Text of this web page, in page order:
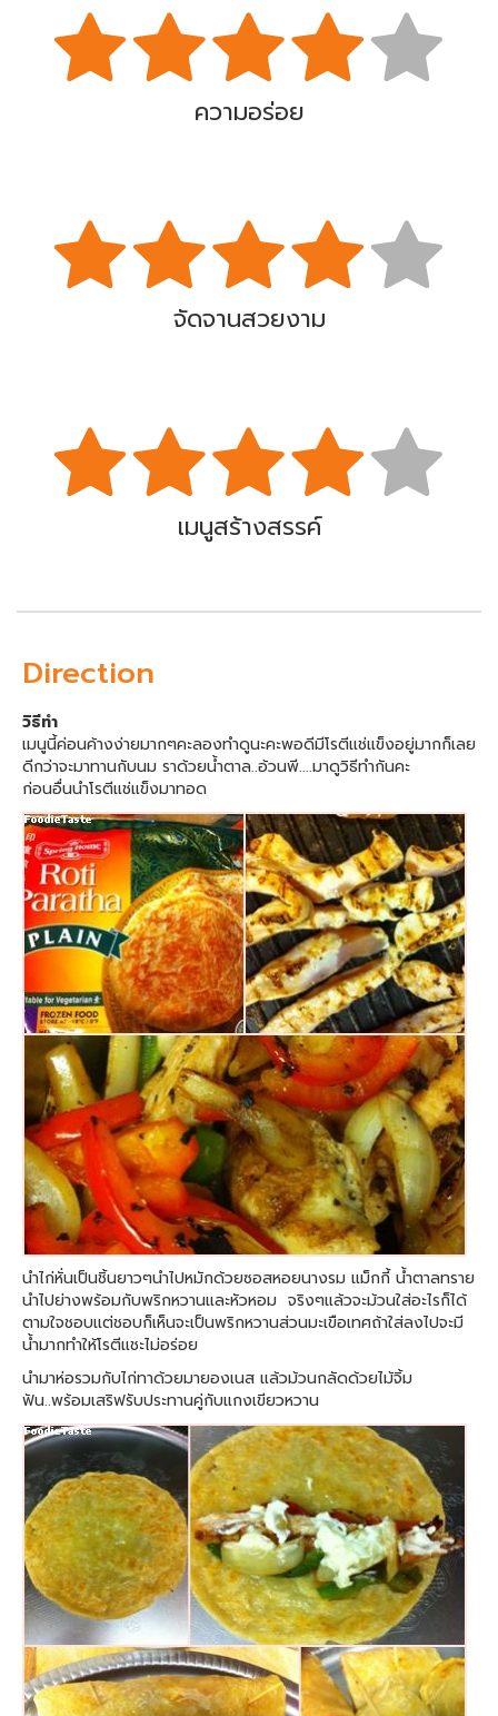
ความอร่อย
จัดจานสวยงาม
เมนูสร้างสรรค์
Direction
วิธีทำ
เมนูนี้ค่อนค้างง่ายมากๆคะลองทำดูนะคะพอดีมีโรตีแช่แข็งอยู่มากก็เลย
ดีกว่าจะมาทานกับนม ราด้วยน้ำตาล..อ้วนพี....มาดูวิธีทำกันคะ
ก่อนอื่นนำโรตีแช่แข็งมาทอด
นำไก่หั่นเป็นชิ้นยาวๆนำไปหมักด้วยซอสหอยนางรม แม็กกี้ น้ำตาลทราย
นำไปย่างพร้อมกับพริกหวานและหัวหอม จริงๆแล้วจะม้วนใส่อะไรก็ได้
ตามใจชอบแต่ชอบก็เห็นจะเป็นพริกหวานส่วนมะเขือเทศถ้าใส่ลงไปจะมี
น้ำมากทำให้โรตีแชะไม่อร่อย
นำมาห่อรวมกับไก่ทาด้วยมายองเนส แล้วม้วนกลัดด้วยไม้จิ้ม
ฟัน..พร้อมเสริฟรับประทานคู่กับแกงเขียวหวาน